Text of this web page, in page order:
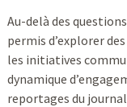
Au-delà des
permis d’explorer
les initiatives
dynamique
reportages du journal